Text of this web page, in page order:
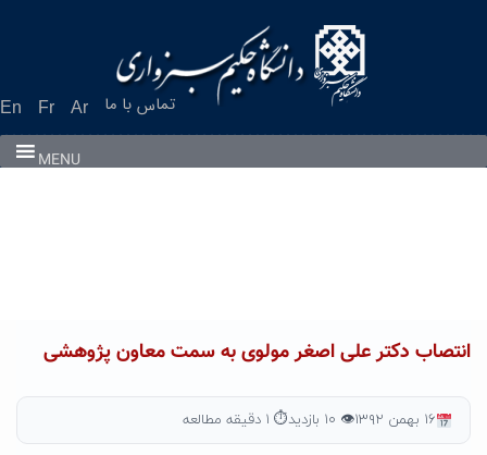
En Fr Ar تماس با ما
MENU
انتصاب دکتر علی اصغر مولوی به سمت معاون پژوهشی
۱۶ بهمن ۱۳۹۲ 👁 ۱۰ بازدید ⏱ ۱ دقیقه مطالعه